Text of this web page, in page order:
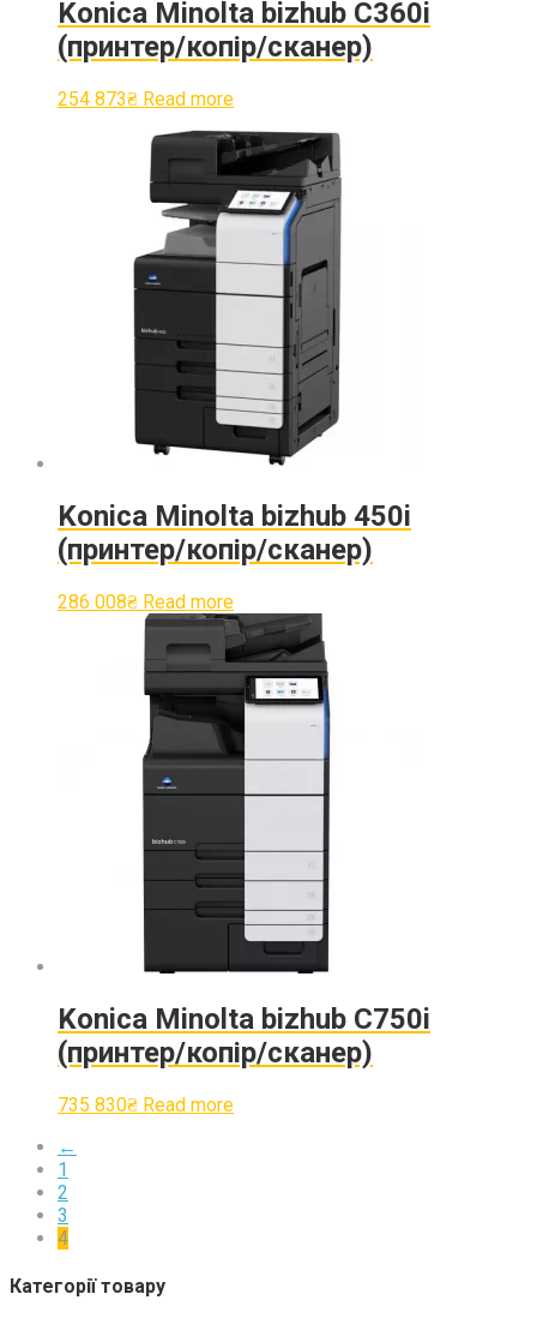
Konica Minolta bizhub C360i
(принтер/копір/сканер)
254 873₴ Read more
Konica Minolta bizhub 450i
(принтер/копір/сканер)
286 008₴ Read more
Konica Minolta bizhub C750i
(принтер/копір/сканер)
735 830₴ Read more
←
1
2
3
4
Категорії товару